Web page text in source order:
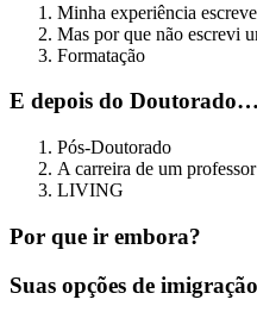
Minha experiência
Mas por que não escrevi
Formatação
E depois do
Pós-Doutorado
A carreira de um
LIVING
Por que ir embora?
Suas opções de imigração